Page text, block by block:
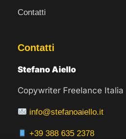
Contatti
Contatti
Stefano Aiello
Copywriter Freelance Italia
info@stefanoaiello.it
+39 388 635 2378